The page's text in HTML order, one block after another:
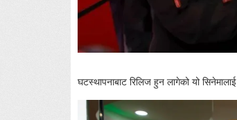
घटस्थापनाबाट रिलिज हुन लागेको यो